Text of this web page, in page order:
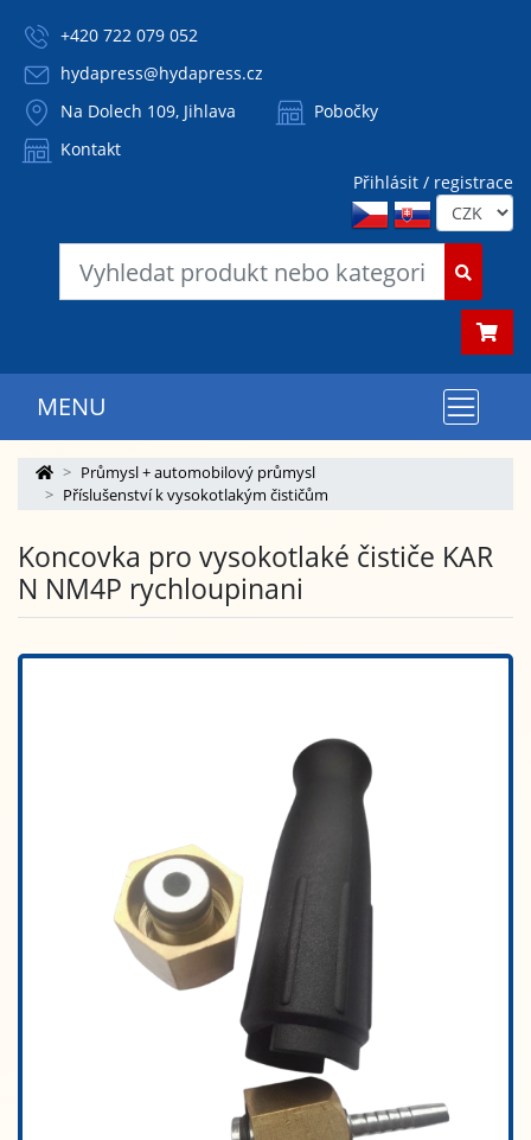
+420 722 079 052
hydapress@hydapress.cz
Na Dolech 109, Jihlava
Pobočky
Kontakt
Přihlásit / registrace
MENU
Průmysl + automobilový průmysl
Příslušenství k vysokotlakým čističům
Koncovka pro vysokotlaké čističe KAR
N NM4P rychloupinani